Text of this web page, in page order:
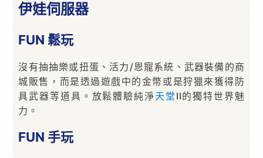
伊娃伺服器
FUN 鬆玩
沒有抽抽樂或扭蛋、活力/恩寵系統、武器裝備的商
城販售，而是透過遊戲中的金幣或是狩獵來獲得防
具武器等道具。放鬆體驗純淨天堂 II的獨特世界魅
力。
FUN 手玩